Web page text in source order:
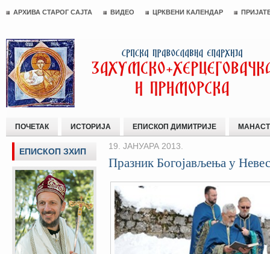
АРХИВА СТАРОГ САЈТА ВИДЕО ЦРКВЕНИ КАЛЕНДАР
ПОЧЕТАК ИСТОРИЈА ЕПИСКОП ДИМИТРИЈЕ
19. ЈАНУАРА 2013.
Празник Богојављењa у
ЕПИСКОП ЗХИП